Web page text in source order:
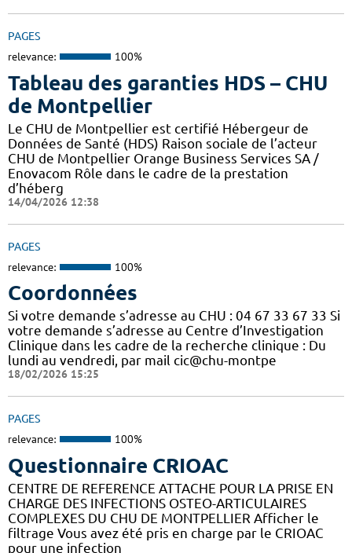
PAGES
relevance: 100%
Tableau des garanties HDS – CHU
de Montpellier
Le CHU de Montpellier est certifié Hébergeur de
Données de Santé (HDS) Raison sociale de l’acteur
CHU de Montpellier Orange Business Services SA /
Enovacom Rôle dans le cadre de la prestation
d’héberg
14/04/2026 12:38
PAGES
relevance: 100%
Coordonnées
Si votre demande s’adresse au CHU : 04 67 33 67 33 Si
votre demande s’adresse au Centre d’Investigation
Clinique dans les cadre de la recherche clinique : Du
lundi au vendredi, par mail cic@chu-montpe
18/02/2026 15:25
PAGES
relevance: 100%
Questionnaire CRIOAC
CENTRE DE REFERENCE ATTACHE POUR LA PRISE EN
CHARGE DES INFECTIONS OSTEO-ARTICULAIRES
COMPLEXES DU CHU DE MONTPELLIER Afficher le
filtrage Vous avez été pris en charge par le CRIOAC
pour une infection